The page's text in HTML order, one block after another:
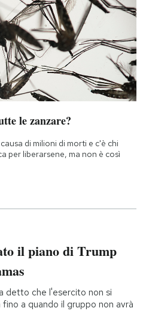
le zanzare?
di milioni di morti e c'è chi
per liberarsene, ma non è così
il piano di Trump
detto che l'esercito non si
a quando il gruppo non avrà